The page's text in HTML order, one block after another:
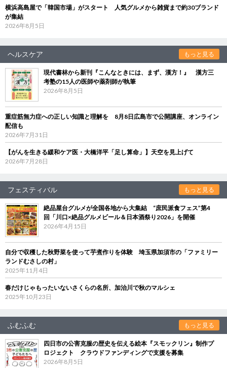
横浜高島屋で「韓国市場」がスタート 人気グルメから雑貨まで約30ブランド
が集結
2026年8月5日
ヘルスケア もっと見る
現代書林から新刊『こんなときには、まず、漢方！』 漢方三
考塾の15人の医師や薬剤師が執筆
2026年8月5日
重症筋無力症への正しい知識と理解を 8月8日広島市で公開講座、オンライン
配信も
2026年7月31日
【がんを生きる緩和ケア医・大橋洋平「足し算命」】天空を見上げて
2026年7月28日
フェスティバル もっと見る
絶品屋台グルメが全国各地から大集結 “庶民派食フェス”第4
回「川口×絶品グルメビール＆日本酒祭り2026」を開催
2026年4月15日
自分で収穫した秋野菜を使って芋煮作りを体験 埼玉県加須市の「ファミリー
ランドむさしの村」
2025年11月4日
春だけじゃもったいないさくらの名所、加治川で秋のマルシェ
2025年10月23日
ふむふむ もっと見る
四日市の公害克服の歴史を伝える絵本『スモックリン』制作プ
ロジェクト クラウドファンディングで支援を募集
2026年8月5日